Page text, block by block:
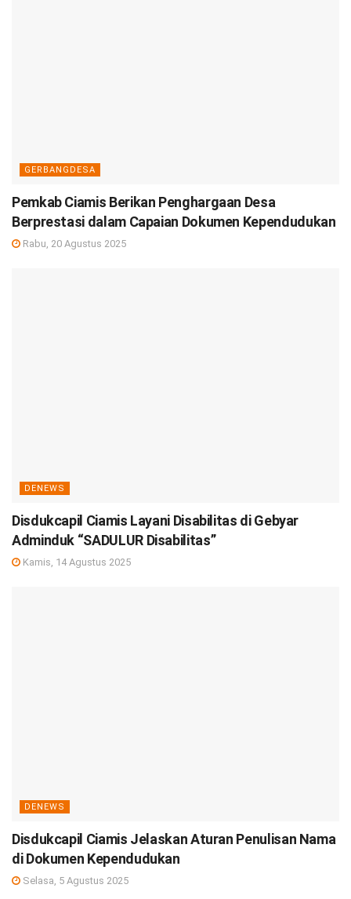
GERBANGDESA
Pemkab Ciamis Berikan Penghargaan Desa
Berprestasi dalam Capaian Dokumen Kependudukan
Rabu, 20 Agustus 2025
DENEWS
Disdukcapil Ciamis Layani Disabilitas di Gebyar
Adminduk “SADULUR Disabilitas”
Kamis, 14 Agustus 2025
DENEWS
Disdukcapil Ciamis Jelaskan Aturan Penulisan Nama
di Dokumen Kependudukan
Selasa, 5 Agustus 2025